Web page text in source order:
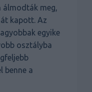
álmodták meg,
kapott. Az
egyike
osztályba
benne a